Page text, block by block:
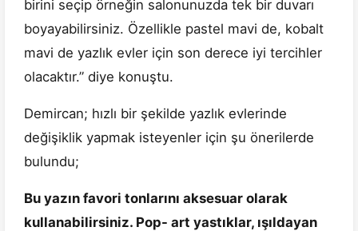
birini seçip örneğin salonunuzda tek bir duvarı
boyayabilirsiniz. Özellikle pastel mavi de, kobalt
mavi de yazlık evler için son derece iyi tercihler
olacaktır.” diye konuştu.
Demircan; hızlı bir şekilde yazlık evlerinde
değişiklik yapmak isteyenler için şu önerilerde
bulundu;
Bu yazın favori tonlarını aksesuar olarak
kullanabilirsiniz. Pop- art yastıklar, ışıldayan